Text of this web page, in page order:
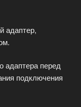
адаптер,
адаптера перед
подключения